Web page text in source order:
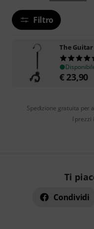
Filtro
The
€ 23,90
Spedizione gratuita per
I prezzi
Ti
Condividi